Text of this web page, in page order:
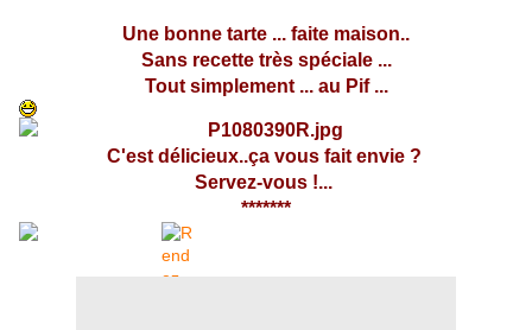
Une bonne tarte ... faite maison..
Sans recette très spéciale ...
Tout simplement ... au Pif ...
C'est délicieux..ça vous fait envie ?
Servez-vous !...
*******